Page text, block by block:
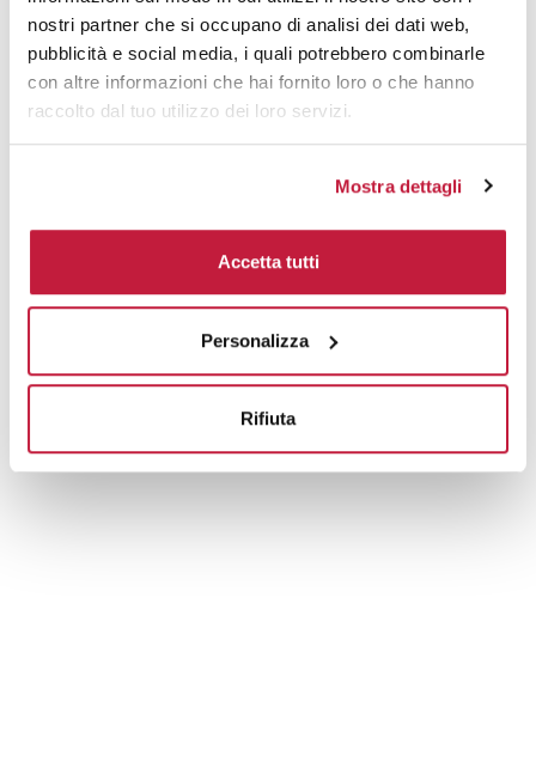
nostri partner che si occupano di analisi dei dati web,
pubblicità e social media, i quali potrebbero combinarle
con altre informazioni che hai fornito loro o che hanno
raccolto dal tuo utilizzo dei loro servizi.
Mostra dettagli
Accetta tutti
Personalizza
Rifiuta
Prodotti alternativi